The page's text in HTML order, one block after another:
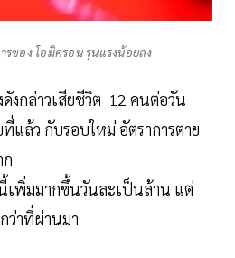
รของ โอมิครอน รุนแรงน้อยลง
งกล่าวเสียชีวิต 12 คนต่อวัน
แล้ว กับรอบใหม่ อัตราการตาย
เพิ่มมากขึ้นวันละเป็นล้าน แต่
ว่าที่ผ่านมา